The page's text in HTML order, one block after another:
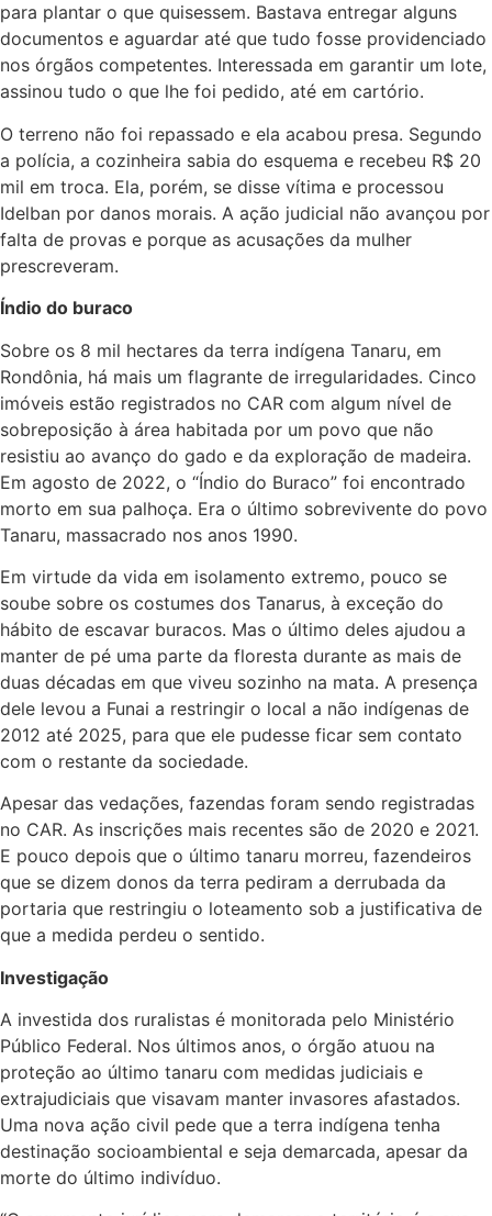
para plantar o que quisessem. Bastava entregar alguns
documentos e aguardar até que tudo fosse providenciado
nos órgãos competentes. Interessada em garantir um lote,
assinou tudo o que lhe foi pedido, até em cartório.
O terreno não foi repassado e ela acabou presa. Segundo
a polícia, a cozinheira sabia do esquema e recebeu R$ 20
mil em troca. Ela, porém, se disse vítima e processou
Idelban por danos morais. A ação judicial não avançou por
falta de provas e porque as acusações da mulher
prescreveram.
Índio do buraco
Sobre os 8 mil hectares da terra indígena Tanaru, em
Rondônia, há mais um flagrante de irregularidades. Cinco
imóveis estão registrados no CAR com algum nível de
sobreposição à área habitada por um povo que não
resistiu ao avanço do gado e da exploração de madeira.
Em agosto de 2022, o “Índio do Buraco” foi encontrado
morto em sua palhoça. Era o último sobrevivente do povo
Tanaru, massacrado nos anos 1990.
Em virtude da vida em isolamento extremo, pouco se
soube sobre os costumes dos Tanarus, à exceção do
hábito de escavar buracos. Mas o último deles ajudou a
manter de pé uma parte da floresta durante as mais de
duas décadas em que viveu sozinho na mata. A presença
dele levou a Funai a restringir o local a não indígenas de
2012 até 2025, para que ele pudesse ficar sem contato
com o restante da sociedade.
Apesar das vedações, fazendas foram sendo registradas
no CAR. As inscrições mais recentes são de 2020 e 2021.
E pouco depois que o último tanaru morreu, fazendeiros
que se dizem donos da terra pediram a derrubada da
portaria que restringiu o loteamento sob a justificativa de
que a medida perdeu o sentido.
Investigação
A investida dos ruralistas é monitorada pelo Ministério
Público Federal. Nos últimos anos, o órgão atuou na
proteção ao último tanaru com medidas judiciais e
extrajudiciais que visavam manter invasores afastados.
Uma nova ação civil pede que a terra indígena tenha
destinação socioambiental e seja demarcada, apesar da
morte do último indivíduo.